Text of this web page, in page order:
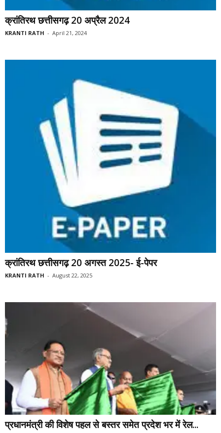
क्रांतिरथ छत्तीसगढ़ 20 अप्रैल 2024
KRANTI RATH - April 21, 2024
क्रांतिरथ छत्तीसगढ़ 20 अगस्त 2025- ई-पेपर
KRANTI RATH - August 22, 2025
प्रधानमंत्री की विशेष पहल से बस्तर समेत प्रदेश भर में रेल...